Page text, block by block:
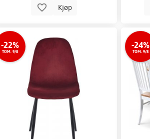
Kjøp
-22%
TOM. 9/8
-24%
TOM. 9/8